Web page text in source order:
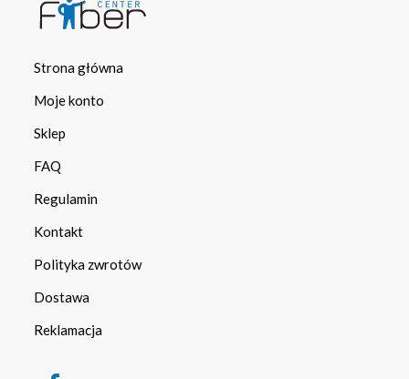
Strona główna
Moje konto
Sklep
FAQ
Regulamin
Kontakt
Polityka zwrotów
Dostawa
Reklamacja